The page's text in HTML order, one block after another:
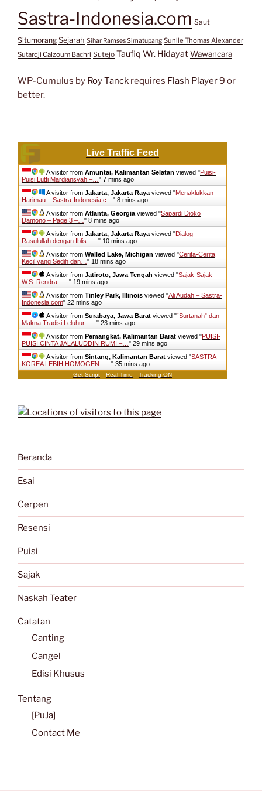
Sastra-Indonesia.com Saut
Situmorang Sejarah Sihar Ramses Simatupang Sunlie Thomas Alexander
Sutardji Calzoum Bachri Sutejo Taufiq Wr. Hidayat Wawancara
WP-Cumulus by Roy Tanck requires Flash Player9 or
better.
Live Traffic Feed
A visitor from Amuntai, Kalimantan Selatan viewed "Puisi-
Puisi Lutfi Mardiansyah –… " 7 mins ago
A visitor from Jakarta, Jakarta Raya viewed "Menaklukkan
Harimau – Sastra-Indonesia.c… " 8 mins ago
A visitor from Atlanta, Georgia viewed "Sapardi Djoko
Damono – Page 3 –… " 8 mins ago
A visitor from Jakarta, Jakarta Raya viewed "Dialog
Rasulullah dengan Iblis –… " 10 mins ago
A visitor from Walled Lake, Michigan viewed "Cerita-Cerita
Kecil yang Sedih dan… " 18 mins ago
A visitor from Jatiroto, Jawa Tengah viewed "Sajak-Sajak
W.S. Rendra –… " 19 mins ago
A visitor from Tinley Park, Illinois viewed "Ali Audah – Sastra-
Indonesia.com" 22 mins ago
A visitor from Surabaya, Jawa Barat viewed "“Surtanah” dan
Makna Tradisi Leluhur –… " 23 mins ago
A visitor from Pemangkat, Kalimantan Barat viewed "PUISI-
PUISI CINTA JALALUDDIN RUMI –… " 29 mins ago
A visitor from Sintang, Kalimantan Barat viewed "SASTRA
KOREA LEBIH HOMOGEN –… " 35 mins ago
Get Script Real Time Tracking ON
Beranda
Esai
Cerpen
Resensi
Puisi
Sajak
Naskah Teater
Catatan
Canting
Cangel
Edisi Khusus
Tentang
[PuJa]
Contact Me